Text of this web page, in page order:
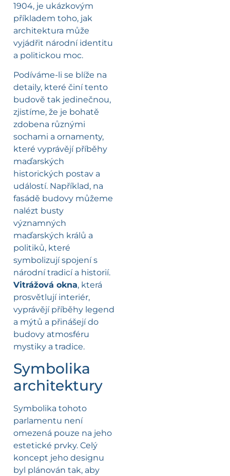
1904, je ukázkovým
příkladem toho, jak
architektura může
vyjádřit národní identitu
a politickou moc.
Podíváme-li se blíže na
detaily, které činí tento
budově tak jedinečnou,
zjistíme, že je bohatě
zdobena různými
sochami a ornamenty,
které vyprávějí příběhy
maďarských
historických postav a
událostí. Například, na
fasádě budovy můžeme
nalézt busty
významných
maďarských králů a
politiků, které
symbolizují spojení s
národní tradicí a historií.
Vitrážová okna, která
prosvětlují interiér,
vyprávějí příběhy legend
a mýtů a přinášejí do
budovy atmosféru
mystiky a tradice.
Symbolika
architektury
Symbolika tohoto
parlamentu není
omezená pouze na jeho
estetické prvky. Celý
koncept jeho designu
byl plánován tak, aby